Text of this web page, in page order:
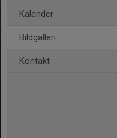
Kalender
Bildgalleri
Kontakt